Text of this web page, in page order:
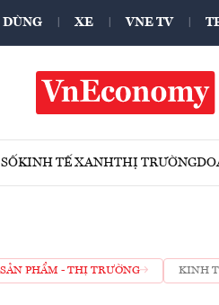
XE VNE TV
KINH TẾ XANHTHỊ TRƯỜNG
SẢN PHẨM - THỊ TRƯỜNG KINH